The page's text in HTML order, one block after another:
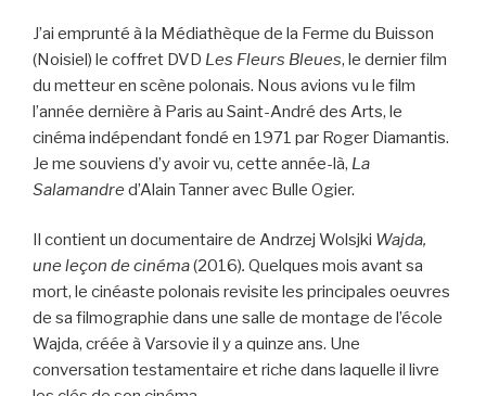
J’ai emprunté à la Médiathèque de la Ferme du Buisson
(Noisiel) le coffret DVD Les Fleurs Bleues, le dernier film
du metteur en scène polonais. Nous avions vu le film
l’année dernière à Paris au Saint-André des Arts, le
cinéma indépendant fondé en 1971 par Roger Diamantis.
Je me souviens d’y avoir vu, cette année-là, La
Salamandre d’Alain Tanner avec Bulle Ogier.
Il contient un documentaire de Andrzej Wolsjki Wajda,
une leçon de cinéma(2016). Quelques mois avant sa
mort, le cinéaste polonais revisite les principales oeuvres
de sa filmographie dans une salle de montage de l’école
Wajda, créée à Varsovie il y a quinze ans. Une
conversation testamentaire et riche dans laquelle il livre